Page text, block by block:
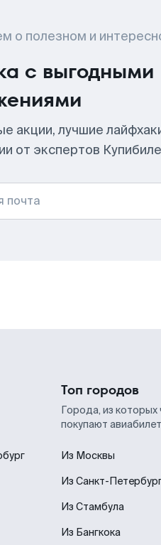
о полезном и
с выгодными
акции, лучшие
от экспертов
почта
Топ городов
Города, из
покупают
Из Москвы
Из Санкт-
Из Стамбула
Из Бангкока